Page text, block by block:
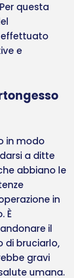
questa
effettuato
e
in modo
a ditte
abbiano le
in
È
il
di bruciarlo,
gravi
umana.